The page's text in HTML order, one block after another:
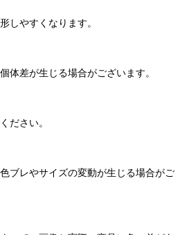
しやすくなります。
体差が生じる場合がございます。
ださい。
ブレやサイズの変動が生じる場合がご